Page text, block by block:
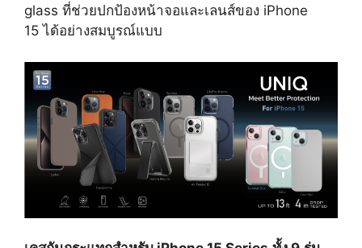
glass ที่ช่วยปกป้องหน้าจอและเลนส์ของ iPhone
15 ได้อย่างสมบูรณ์แบบ